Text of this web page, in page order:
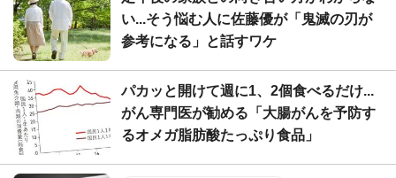
い...そう悩む人に佐藤優が「鬼滅の刃が
参考になる」と話すワケ
パカッと開けて週に1、2個食べるだけ...
がん専門医が勧める「大腸がんを予防す
るオメガ脂肪酸たっぷり食品」